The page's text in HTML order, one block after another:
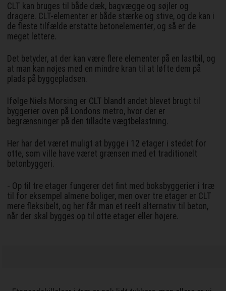
CLT kan bruges til både dæk, bagvægge og søjler og
dragere. CLT-elementer er både stærke og stive, og de kan i
de fleste tilfælde erstatte betonelementer, og så er de
meget lettere.
Det betyder, at der kan være flere elementer på en lastbil, og
at man kan nøjes med en mindre kran til at løfte dem på
plads på byggepladsen.
Ifølge Niels Morsing er CLT blandt andet blevet brugt til
byggerier oven på Londons metro, hvor der er
begrænsninger på den tilladte vægtbelastning.
Her har det været muligt at bygge i 12 etager i stedet for
otte, som ville have været grænsen med et traditionelt
betonbyggeri.
- Op til tre etager fungerer det fint med boksbyggerier i træ
til for eksempel almene boliger, men over tre etager er CLT
mere fleksibelt, og her får man et reelt alternativ til beton,
når der skal bygges op til otte etager eller højere.